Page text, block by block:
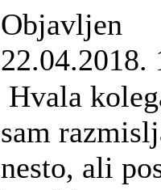
Objavljen
22.04.2018.
Hvala
sam
nesto, ali